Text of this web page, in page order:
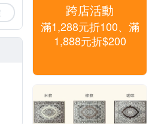
跨店活動
滿1,288元折100、滿
1,888元折$200